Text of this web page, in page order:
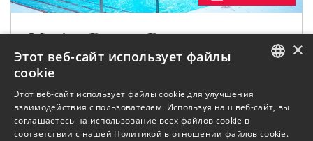
Квартира с двумя спальнями на
первом этаже в Золотой Миле
Марбельи
Отличная возможность приобрести
SPANISH
FRENCH
×
Этот веб-сайт использует файлы
cookie
Этот веб-сайт использует файлы cookie для улучшения
взаимодействия с пользователем. Используя наш веб-сайт, вы
соглашаетесь на использование всех файлов cookie в
соответствии с нашей Политикой в ​​отношении файлов cookie.